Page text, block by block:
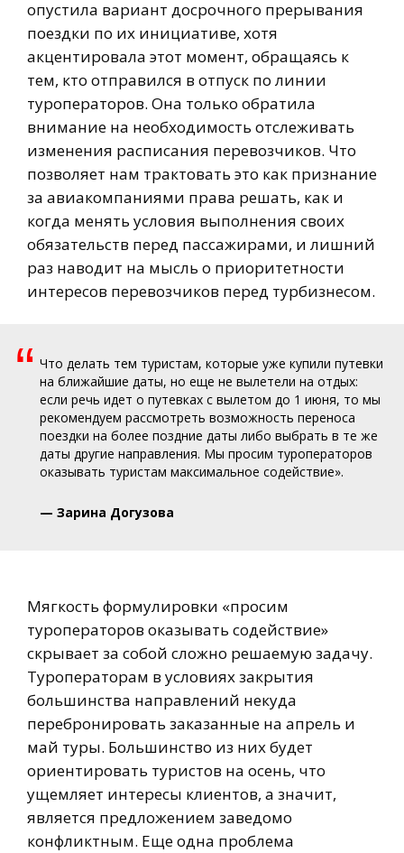
опустила вариант досрочного прерывания
поездки по их инициативе, хотя
акцентировала этот момент, обращаясь к
тем, кто отправился в отпуск по линии
туроператоров. Она только обратила
внимание на необходимость отслеживать
изменения расписания перевозчиков. Что
позволяет нам трактовать это как признание
за авиакомпаниями права решать, как и
когда менять условия выполнения своих
обязательств перед пассажирами, и лишний
раз наводит на мысль о приоритетности
интересов перевозчиков перед турбизнесом.
“ Что делать тем туристам, которые уже купили путевки
на ближайшие даты, но еще не вылетели на отдых:
если речь идет о путевках с вылетом до 1 июня, то мы
рекомендуем рассмотреть возможность переноса
поездки на более поздние даты либо выбрать в те же
даты другие направления. Мы просим туроператоров
оказывать туристам максимальное содействие».
— Зарина Догузова
Мягкость формулировки «просим
туроператоров оказывать содействие»
скрывает за собой сложно решаемую задачу.
Туроператорам в условиях закрытия
большинства направлений некуда
перебронировать заказанные на апрель и
май туры. Большинство из них будет
ориентировать туристов на осень, что
ущемляет интересы клиентов, а значит,
является предложением заведомо
конфликтным. Еще одна проблема